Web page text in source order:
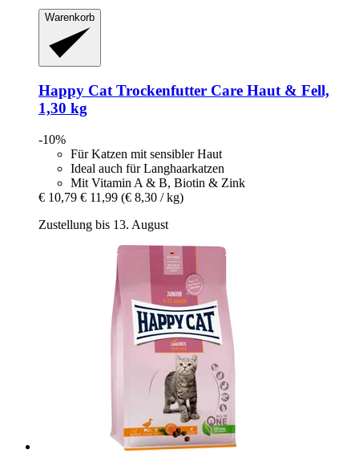
Warenkorb
Happy Cat Trockenfutter Care Haut & Fell,
1,30 kg
-10%
Für Katzen mit sensibler Haut
Ideal auch für Langhaarkatzen
Mit Vitamin A & B, Biotin & Zink
€ 10,79 € 11,99 (€ 8,30 / kg)
Zustellung bis 13. August